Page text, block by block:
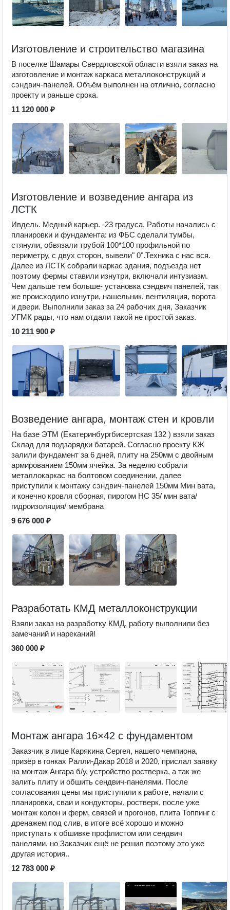
Изготовление и строительство магазина
В поселке Шамары Свердловской области взяли заказ на
изготовление и монтаж каркаса металлоконструкций и
сэндвич-панелей. Объём выполнен на отлично, согласно
проекту и раньше срока.
11 120 000 ₽
Изготовление и возведение ангара из
ЛСТК
Ивдель. Медный карьер. -23 градуса. Работы начались с
планировки и фундамента: из ФБС сделали тумбы,
стянули, обвязали трубой 100*100 профильной по
периметру, с двух сторон, вывели" 0".Техника с нас вся.
Далее из ЛСТК собрали каркас здания, подъезда нет
поэтому фермы ставили изнутри, включали интузиазм.
Чем дальше тем больше- установка сэндвич панелей, так
же происходило изнутри, нашельник, вентиляция, ворота
и двери. Выполнили заказ за 24 рабочих дня, Заказчик
УГМК рады, что нам отдали такой не простой заказ.
10 211 900 ₽
Возведение ангара, монтаж стен и кровли
На базе ЭТМ (Екатеринбургбисертская 132 ) взяли заказ
Склад для подзарядки батарей. Согласно проекту КЖ
залили фундамент за 6 дней, плиту на 250мм с двойным
армированием 150мм ячейка. За неделю собрали
металлокаркас на болтовом соединении, далее
приступили к монтажу сэндвич-панелей 150мм Мин вата,
и конечно кровля сборная, пирогом НС 35/ мин вата/
гидроизоляция/ мембрана
9 676 000 ₽
Разработать КМД металлоконструкции
Взяли заказ на разработку КМД, работу выполнили без
замечаний и нареканий!
360 000 ₽
Монтаж ангара 16×42 с фундаментом
Заказчик в лице Карякина Сергея, нашего чемпиона,
призёр в гонках Ралли-Дакар 2018 и 2020, прислал заявку
на монтаж Ангара б/у, устройство ростверка, а так же
залить плиту и обшить сендвич-панелями. После
согласования цены мы приступили к работе, начали с
планировки, сваи и кондукторы, ростверк, после уже
монтаж колон и ферм, связей и прогонов, плита Топпинг с
дренажем под слив, в итоге всё хорошо и можно
приступать к обшивке профлистом или сендвич
панелями, но Заказчик ещё не решил поэтому это уже
другая история..
12 783 000 ₽